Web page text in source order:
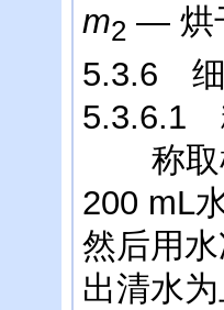
m2 — 烘
5.3.6 细
5.3.6.1
称取样
200 mL
然后用
出清水